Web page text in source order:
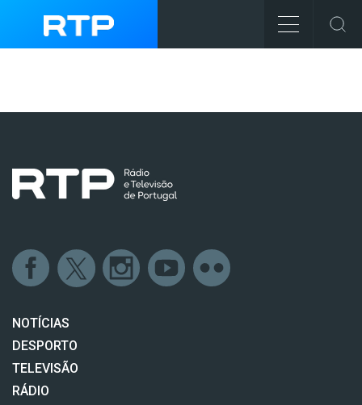
NOTÍCIAS
DESPORTO
TELEVISÃO
RÁDIO